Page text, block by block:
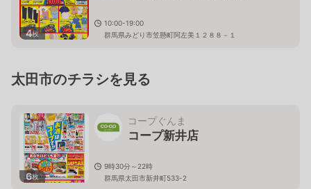
4枚
10:00-19:00
群馬県みどり市笠懸町阿左美１２８８－１
太田市のチラシを見る
6枚
コープぐんま
コープ新井店
9時30分～22時
群馬県太田市新井町533-2